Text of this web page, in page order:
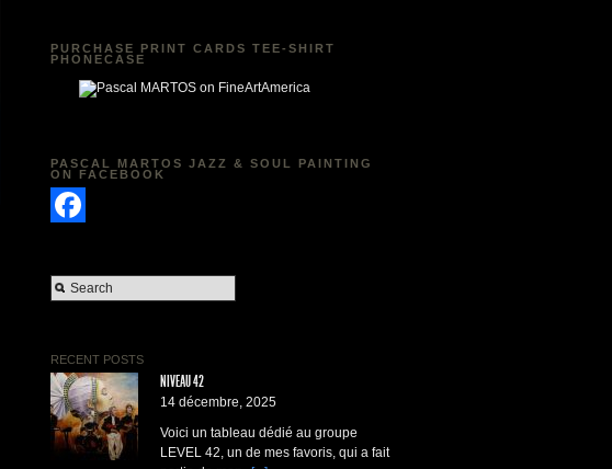
PURCHASE PRINT CARDS TEE-SHIRT
PHONECASE
PASCAL MARTOS JAZZ & SOUL PAINTING
ON FACEBOOK
RECENT POSTS
NIVEAU 42
14 décembre, 2025
Voici un tableau dédié au groupe
LEVEL 42, un de mes favoris, qui a fait